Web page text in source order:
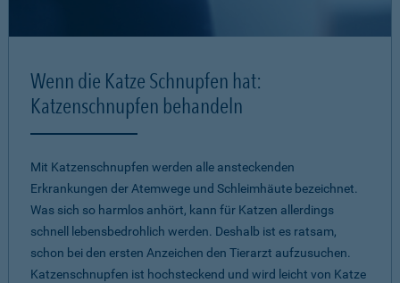
Wenn die Katze Schnupfen hat:
Katzenschnupfen behandeln
Mit Katzenschnupfen werden alle ansteckenden
Erkrankungen der Atemwege und Schleimhäute bezeichnet.
Was sich so harmlos anhört, kann für Katzen allerdings
schnell lebensbedrohlich werden. Deshalb ist es ratsam,
schon bei den ersten Anzeichen den Tierarzt aufzusuchen.
Katzenschnupfen ist hochsteckend und wird leicht von Katze